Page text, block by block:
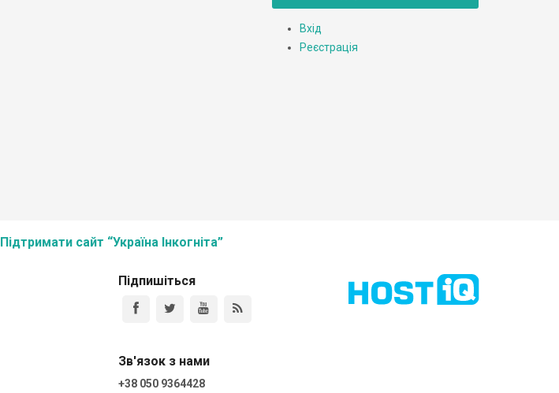
Вхід
Реєстрація
Підтримати сайт “Україна Інкогніта”
Підпишіться
Зв'язок з нами
+38 050 9364428